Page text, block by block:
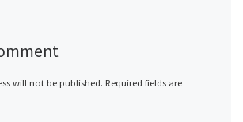
will not be published. Required fields are